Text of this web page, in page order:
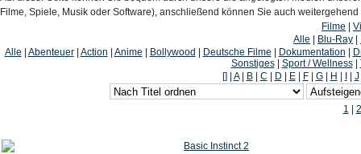
Filme, Spiele, Musik oder Software), anschließend können Sie auch
Filme
Alle
Blu-Ray
Alle
Abenteuer| Action Anime Bollywood Deutsche Filme Dokumentation
Sonstiges| Sport / Wellness|
[]
A| B| C D E| F| G| H J
1 2
Basic Instinct 2